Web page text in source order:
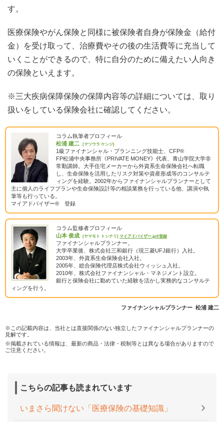
す。
医療保険やがん保険と同様に被保険者自身が保険金（給付
金）を受け取って、治療費やその後の生活費等に充当して
いくことができるので、特に自分のために備えたい人向き
の保険といえます。
※三大疾病保障保険の保障内容等の詳細については、取り
扱いをしている保険会社に確認してください。
コラム執筆者プロフィール
松浦 建二
(マツウラ ケンジ)
1級ファイナンシャル・プランニング技能士、CFP®
FP松浦中央事務所《PRIVATE MONEY》代表、青山学院大学非
常勤講師。大手住宅メーカーから外資系生命保険会社へ転職
し、生命保険を活用したリスク対策や資産形成等のコンサルテ
ィングを経験。2002年からファイナンシャルプランナーとして
主に個人のライフプランや生命保険設計等の相談業務を行っている他、講演や執
筆等も行っている。
マイアドバイザー® 登録
コラム監修者プロフィール
山本 俊成
(ヤマモト トシナリ) マイアドバイザー.jp®登録
ファイナンシャルプランナー。
大学卒業後、株式会社三和銀行（現三菱UFJ銀行）入社。
2003年、外資系生命保険会社入社。
2005年、総合保険代理店株式会社ウィッシュ入社。
2010年、株式会社ファイナンシャル・マネジメント設立。
銀行と保険会社に勤めていた経験を活かし実務的なコンサルテ
ィングを行う。
ファイナンシャルプランナー 松浦 建二
※この記載内容は、当社とは直接関係のない独立したファイナンシャルプランナーの
見解です。
※掲載されている情報は、最新の商品・法律・税制等とは異なる場合がありますので
ご注意ください。
こちらの記事も読まれています
いまさら聞けない「医療保険の基礎知識」